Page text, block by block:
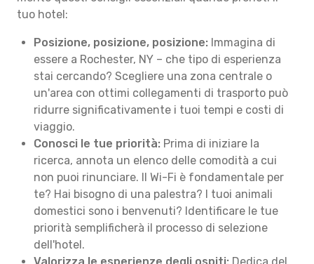
tuo hotel:
Posizione, posizione, posizione: Immagina di
essere a Rochester, NY – che tipo di esperienza
stai cercando? Scegliere una zona centrale o
un'area con ottimi collegamenti di trasporto può
ridurre significativamente i tuoi tempi e costi di
viaggio.
Conosci le tue priorità: Prima di iniziare la
ricerca, annota un elenco delle comodità a cui
non puoi rinunciare. Il Wi-Fi è fondamentale per
te? Hai bisogno di una palestra? I tuoi animali
domestici sono i benvenuti? Identificare le tue
priorità semplificherà il processo di selezione
dell'hotel.